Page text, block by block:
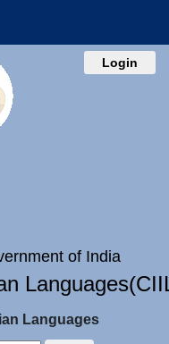
Login
of India
Languages